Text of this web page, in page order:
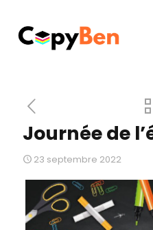
Journée de
23 septembre 2022